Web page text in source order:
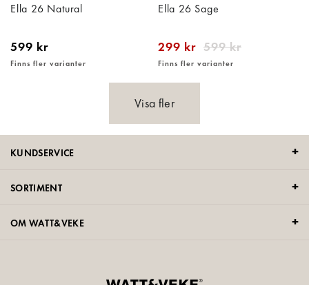
Ella 26 Natural
599 kr
Finns fler varianter
Ella 26 Sage
299 kr 599 kr
Finns fler varianter
Visa fler
KUNDSERVICE
SORTIMENT
OM WATT&VEKE